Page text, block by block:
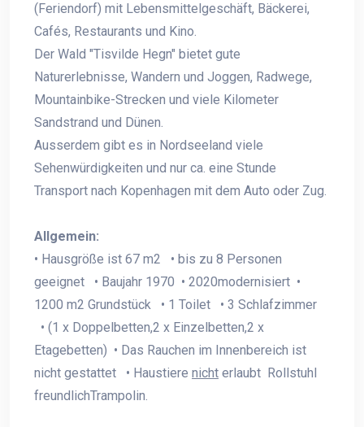
(Feriendorf) mit Lebensmittelgeschäft, Bäckerei,
Cafés, Restaurants und Kino.
Der Wald "Tisvilde Hegn" bietet gute
Naturerlebnisse, Wandern und Joggen, Radwege,
Mountainbike-Strecken und viele Kilometer
Sandstrand und Dünen.
Ausserdem gibt es in Nordseeland viele
Sehenwürdigkeiten und nur ca. eine Stunde
Transport nach Kopenhagen mit dem Auto oder Zug.
Allgemein:
• Hausgröße ist 67 m2 • bis zu 8 Personen
geeignet • Baujahr 1970 • 2020modernisiert •
1200 m2 Grundstück • 1 Toilet • 3 Schlafzimmer
• (1 x Doppelbetten,2 x Einzelbetten,2 x
Etagebetten) • Das Rauchen im Innenbereich ist
nicht gestattet • Haustiere nicht erlaubt Rollstuhl
freundlichTrampolin.